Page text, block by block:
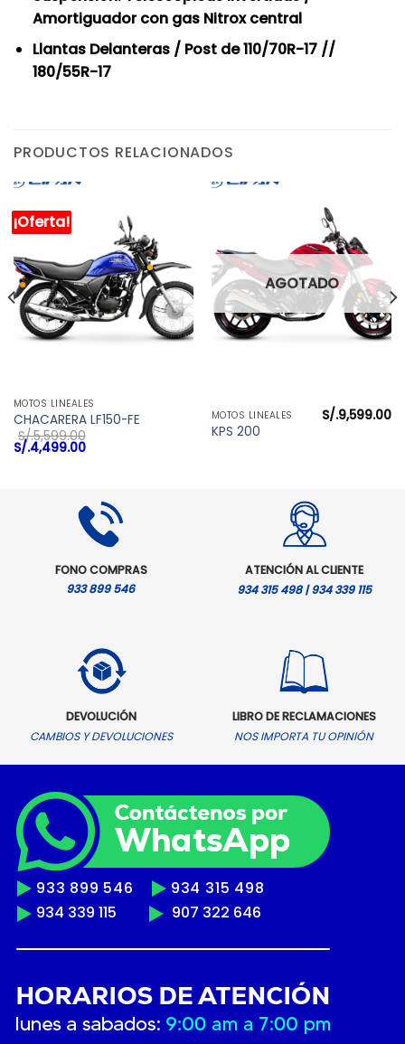
Amortiguador con gas Nitrox central
Llantas Delanteras / Post de 110/70R-17 //
180/55R-17
PRODUCTOS RELACIONADOS
¡Oferta!
MOTOS LINEALES
CHACARERA LF150-FE
S/.5,599.00
El
precio
S/.4,499.00El
AGOTADO
MOTOS LINEALES
KPS 200
S/.9,599.00
FONO COMPRAS
933 899 546
ATENCIÓN AL CLIENTE
934 315 498 | 934 339 115
DEVOLUCIÓN
CAMBIOS Y DEVOLUCIONES
LIBRO DE RECLAMACIONES
NOS IMPORTA TU OPINIÓN
933 899 546
934 315 498
934 339 115
907 322 646